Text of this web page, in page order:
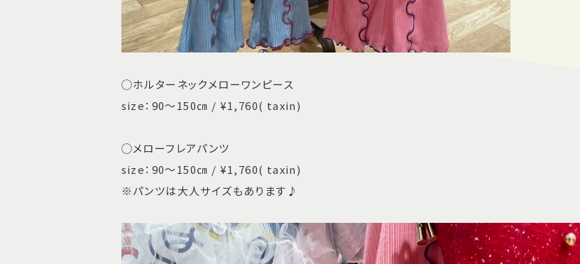
◯ホルターネックメローワンピース
size：90〜150㎝ / ¥1,760( taxin)
◯メローフレアパンツ
size：90〜150㎝ / ¥1,760( taxin)
※パンツは大人サイズもあります♪